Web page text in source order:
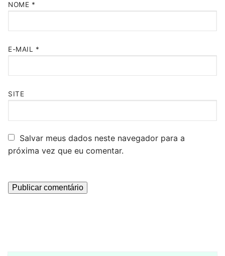
NOME *
E-MAIL *
SITE
Salvar meus dados neste navegador para a
próxima vez que eu comentar.